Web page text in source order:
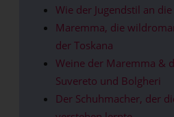
Wie der Jugendstil an
Maremma, die
der Toskana
Weine der Maremma &
Suvereto und Bolgheri
Der Schuhmacher, der